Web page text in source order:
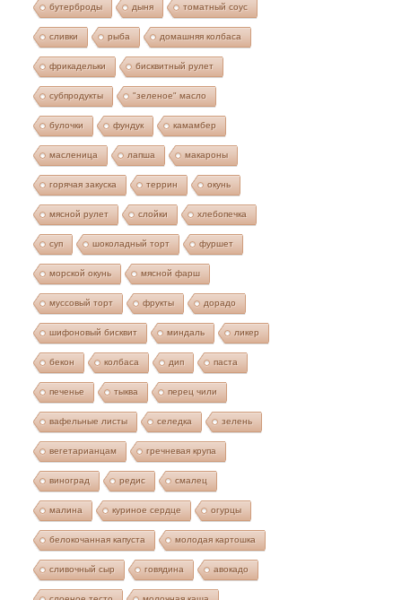
бутерброды дыня томатный соус
сливки рыба домашняя колбаса
фрикадельки бисквитный рулет
субпродукты "зеленое" масло
булочки фундук камамбер
масленица лапша макароны
горячая закуска террин окунь
мясной рулет слойки хлебопечка
суп шоколадный торт фуршет
морской окунь мясной фарш
муссовый торт фрукты дорадо
шифоновый бисквит миндаль ликер
бекон колбаса дип паста
печенье тыква перец чили
вафельные листы селедка зелень
вегетарианцам гречневая крупа
виноград редис смалец
малина куриное сердце огурцы
белокочанная капуста молодая картошка
сливочный сыр говядина авокадо